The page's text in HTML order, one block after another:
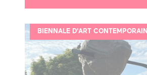
BIENNALE D'ART CONTEMPORAIN